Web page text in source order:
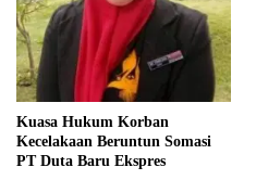
Kuasa Hukum Korban
Kecelakaan Beruntun Somasi
PT Duta Baru Ekspres